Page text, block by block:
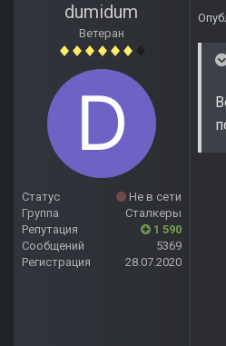
dumidum
Ветеран
Статус
Не в сети
Группа
Сталкеры
Репутация
1 590
Сообщений
5369
Регистрация
28.07.2020